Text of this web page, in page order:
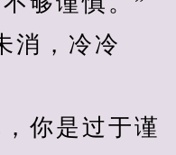
，冷冷
你是过于谨